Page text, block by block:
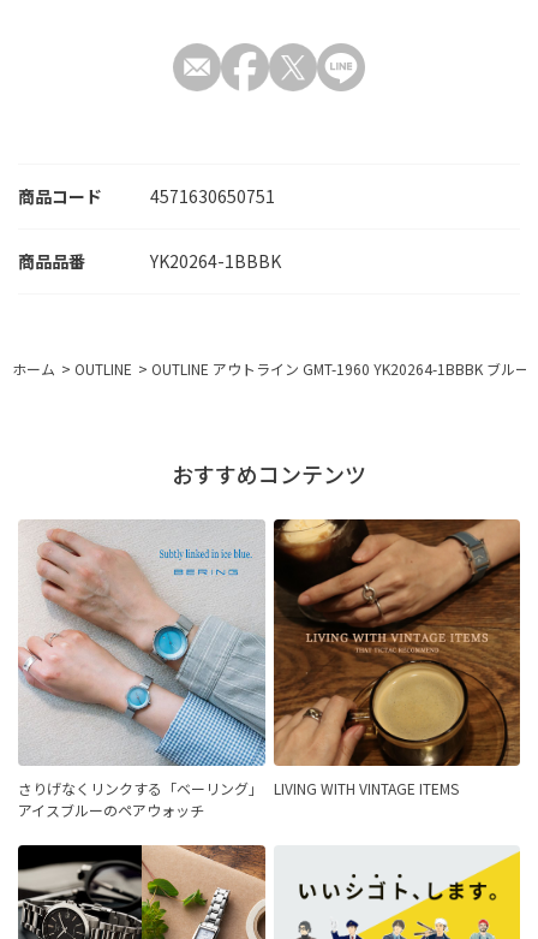
商品コード 4571630650751
YK20264-1BBBK
ホーム > OUTLINE > OUTLINE アウトライン GMT-1960 YK20264-1BBBK ブル
おすすめコンテンツ
さりげなくリンクする「ベーリング」
アイスブルーのペアウォッチ
LIVING WITH VINTAGE ITEMS